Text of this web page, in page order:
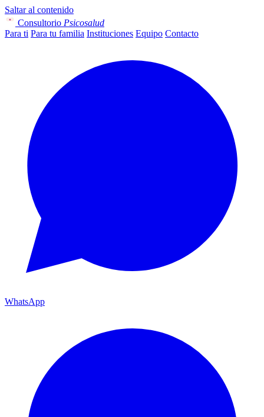
Saltar al contenido
Consultorio Psicosalud
Para ti Para tu familia Instituciones Equipo Contacto
WhatsApp